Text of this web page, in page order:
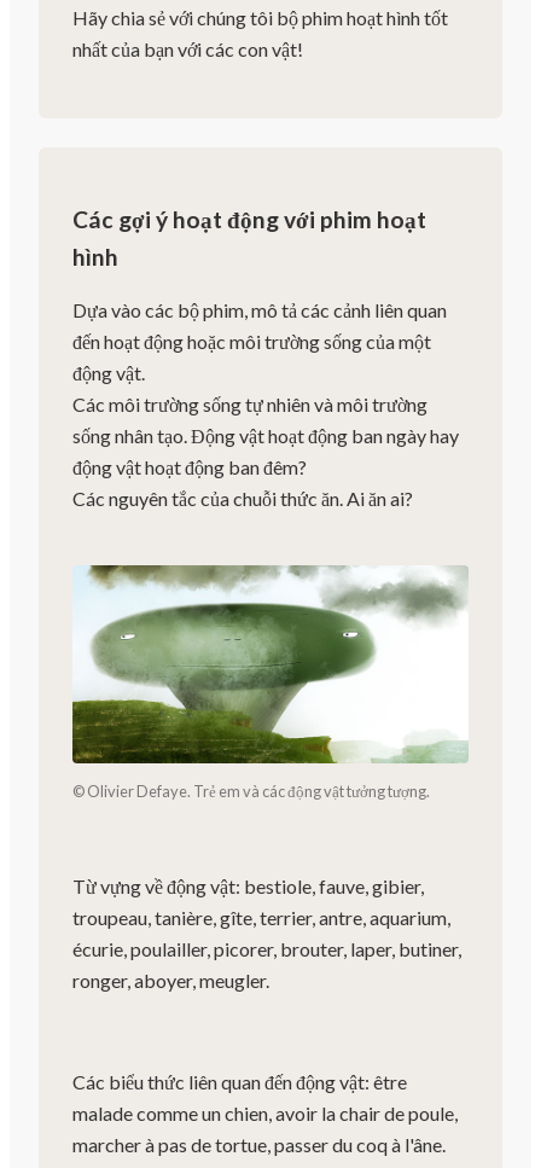
Hãy chia sẻ với chúng tôi bộ phim hoạt hình tốt
nhất của bạn với các con vật!
Các gợi ý hoạt động với phim hoạt
hình
Dựa vào các bộ phim, mô tả các cảnh liên quan
đến hoạt động hoặc môi trường sống của một
động vật.
Các môi trường sống tự nhiên và môi trường
sống nhân tạo. Động vật hoạt động ban ngày hay
động vật hoạt động ban đêm?
Các nguyên tắc của chuỗi thức ăn. Ai ăn ai?
© Olivier Defaye. Trẻ em và các động vật tưởng tượng.
Từ vựng về động vật: bestiole, fauve, gibier,
troupeau, tanière, gîte, terrier, antre, aquarium,
écurie, poulailler, picorer, brouter, laper, butiner,
ronger, aboyer, meugler.
Các biểu thức liên quan đến động vật: être
malade comme un chien, avoir la chair de poule,
marcher à pas de tortue, passer du coq à l'âne.